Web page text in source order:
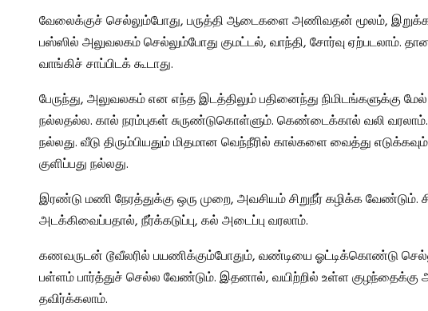
வேலைக்குச் செல்லும்போது, பருத்தி ஆடைகளை அணிவதன் மூலம்,
பஸ்ஸில் அலுவலகம் செல்லும்போது குமட்டல், வாந்தி, சோர்வு ஏற்படலாம்.
வாங்கிச் சாப்பிடக் கூடாது.
பேருந்து, அலுவலகம் என எந்த இடத்திலும் பதினைந்து நிமிடங்களுக்கு மேல்
நல்லதல்ல. கால் நரம்புகள் சுருண்டுகொள்ளும். கெண்டைக்கால் வலி வரலாம்.
நல்லது. வீடு திரும்பியதும் மிதமான வெந்நீரில் கால்களை வைத்து
குளிப்பது நல்லது.
இரண்டு மணி நேரத்துக்கு ஒரு முறை, அவசியம் சிறுநீர் கழிக்க வேண்டும்.
அடக்கிவைப்பதால், நீர்க்கடுப்பு, கல் அடைப்பு வரலாம்.
கணவருடன் டூவீலரில் பயணிக்கும்போதும், வண்டியை ஓட்டிக்கொண்டு
பள்ளம் பார்த்துச் செல்ல வேண்டும். இதனால், வயிற்றில் உள்ள குழந்தைக்கு
தவிர்க்கலாம்.